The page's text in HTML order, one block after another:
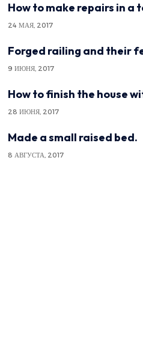
How to make repairs in a
24 МАЯ, 2017
Forged railing and their
9 ИЮНЯ, 2017
How to finish the house
28 ИЮНЯ, 2017
Made a small raised bed.
8 АВГУСТА, 2017